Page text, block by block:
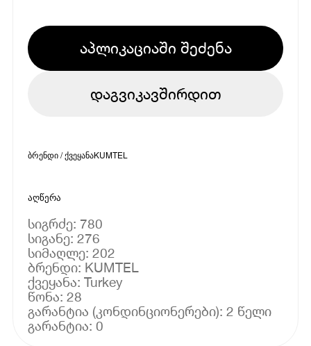
აპლიკაციაში შეძენა
დაგვიკავშირდით
ბრენდი / ქვეყანაKUMTEL
აღწერა
სიგრძე: 780
სიგანე: 276
სიმაღლე: 202
ბრენდი: KUMTEL
ქვეყანა: Turkey
წონა: 28
გარანტია (კონდინციონერები): 2 წელი